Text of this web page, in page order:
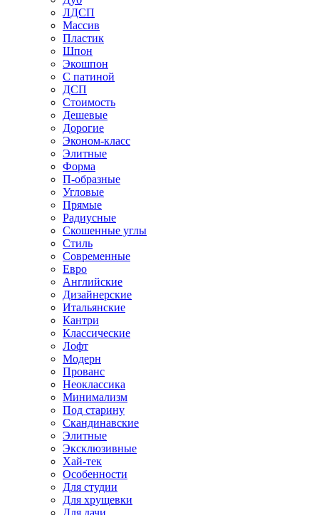
ЛДСП
Массив
Пластик
Шпон
Экошпон
С патиной
ДСП
Стоимость
Дешевые
Дорогие
Эконом-класс
Элитные
Форма
П-образные
Угловые
Прямые
Радиусные
Скошенные углы
Стиль
Современные
Евро
Английские
Дизайнерские
Итальянские
Кантри
Классические
Лофт
Модерн
Прованс
Неоклассика
Минимализм
Под старину
Скандинавские
Элитные
Эксклюзивные
Хай-тек
Особенности
Для студии
Для хрущевки
Для дачи